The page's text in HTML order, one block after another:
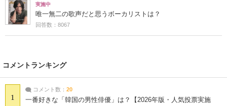
実施中
唯一無二の歌声だと思うボーカリストは？
回答数：8067
コメントランキング
1
コメント数： 20
一番好きな「韓国の男性俳優」は？【2026年版・人気投票実施